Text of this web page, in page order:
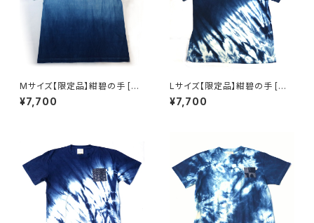
Mサイズ【限定品】紺碧の手 [天
然藍染 Tシャツ] 半袖 グラデー
ション※職人手染め
¥7,700
Lサイズ【限定品】紺碧の手 [天
然藍染 Tシャツ] 半袖 片側絞り
染め(左脇から裾)※職人手染め
¥7,700